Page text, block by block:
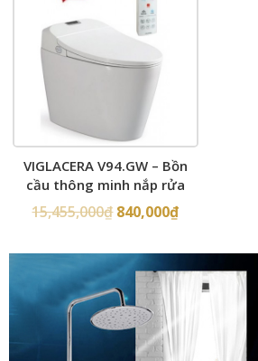
VIGLACERA V94.GW – Bồn
cầu thông minh nắp rửa
điện tử
15,455,000₫ 840,000₫